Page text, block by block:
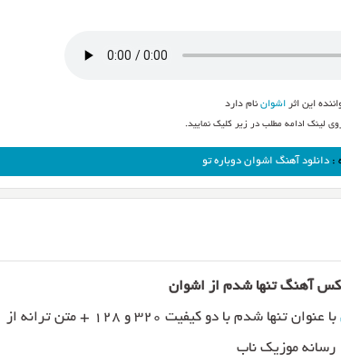
این اثراشوان نام دارد
لینک ادامه مطلب در زیر کلیک نمایید.
:دانلود آهنگ اشوان دوباره تو
آهنگ تنها شدم از اشوان
با عنوان تنها شدم با دو کیفیت ۳۲۰ و ۱۲۸ + متن ترانه از
رسانه موزیک ناب